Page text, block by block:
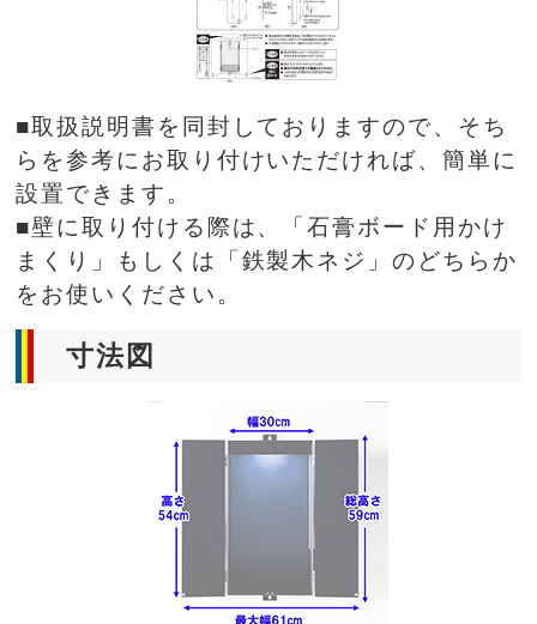
■取扱説明書を同封しておりますので、そち
らを参考にお取り付けいただければ、簡単に
設置できます。
■壁に取り付ける際は、「石膏ボード用かけ
まくり」もしくは「鉄製木ネジ」のどちらか
をお使いください。
寸法図